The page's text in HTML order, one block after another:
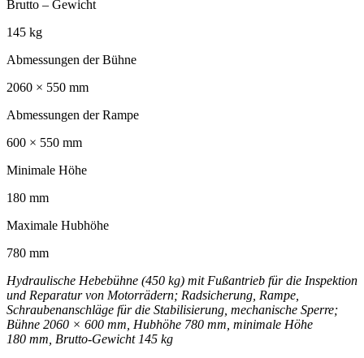
Brutto – Gewicht
145 kg
Abmessungen der Bühne
2060 × 550 mm
Abmessungen der Rampe
600 × 550 mm
Minimale Höhe
180 mm
Maximale Hubhöhe
780 mm
Hydraulische Hebebühne (450 kg) mit Fußantrieb für die Inspektion
und Reparatur von Motorrädern; Radsicherung, Rampe,
Schraubenanschläge für die Stabilisierung, mechanische Sperre;
Bühne 2060 × 600 mm, Hubhöhe 780 mm, minimale Höhe
180 mm, Brutto‑Gewicht 145 kg